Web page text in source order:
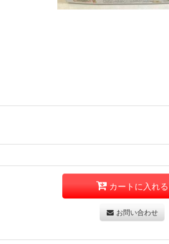
カートに入れる
お問い合わせ